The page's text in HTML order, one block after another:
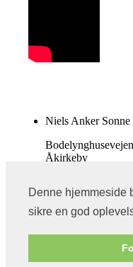
Denne hjemmeside
sikre en god
Niels Anker Sonne
Åkirkeby
Tlf. 21285251